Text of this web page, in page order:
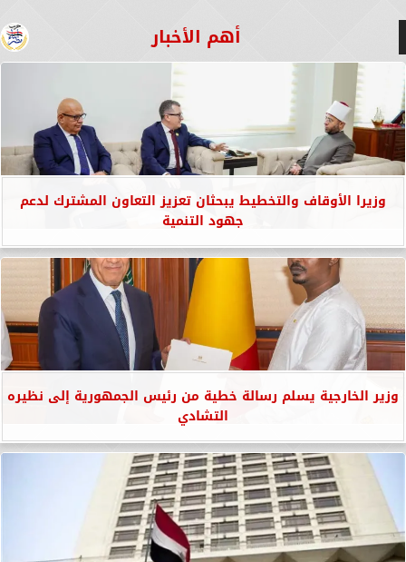
أهم الأخبار
وزيرا الأوقاف والتخطيط يبحثان تعزيز التعاون المشترك لدعم
جهود التنمية
وزير الخارجية يسلم رسالة خطية من رئيس الجمهورية إلى نظيره
التشادي